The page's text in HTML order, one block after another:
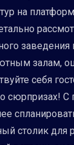
на
залам,
себя
о сюрпризах!
столик для